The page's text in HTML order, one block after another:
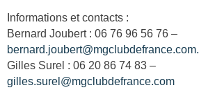
Informations et contacts :
Bernard Joubert : 06 76 96 56 76 –
bernard.joubert@mgclubdefrance.com.
Gilles Surel : 06 20 86 74 83 –
gilles.surel@mgclubdefrance.com